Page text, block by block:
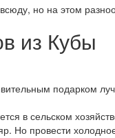
но на этом
из Кубы
подарком
в сельском
провести